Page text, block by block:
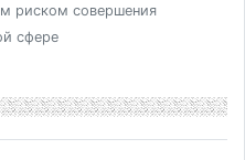
риском совершения
сфере